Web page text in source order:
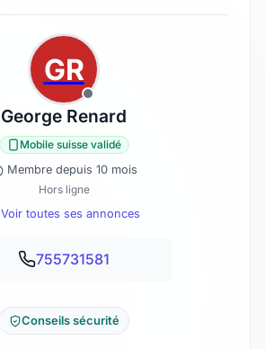
GR
George Renard
Mobile suisse validé
Membre depuis 10 mois
Hors ligne
Voir toutes ses annonces
755731581
Conseils sécurité